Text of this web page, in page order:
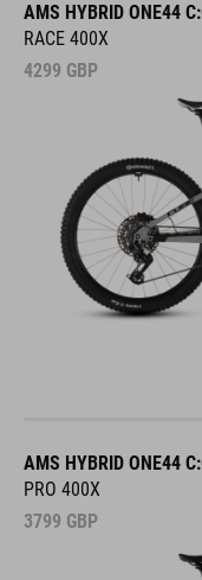
AMS HYBRID ONE44
RACE 400X
4299 GBP
AMS HYBRID ONE44
PRO 400X
3799 GBP